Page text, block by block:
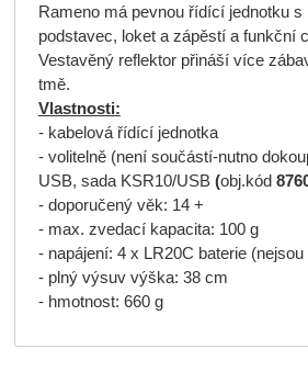
Rameno má pevnou řídící jednotku
podstavec, loket a zápěstí a funkční
Vestavěný reflektor přináší více
tmě.
Vlastnosti:
- kabelová řídící jednotka
- volitelně (není součástí-nutno
USB, sada KSR10/USB (obj.kód
- doporučený věk: 14 +
- max. zvedací kapacita: 100 g
- napájení: 4 x LR20C baterie
- plný výsuv výška: 38 cm
- hmotnost: 660 g